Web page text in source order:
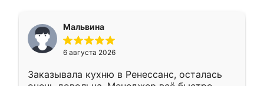
Мальвина
6 августа 2026
Заказывала кухню в Ренессанс, осталась